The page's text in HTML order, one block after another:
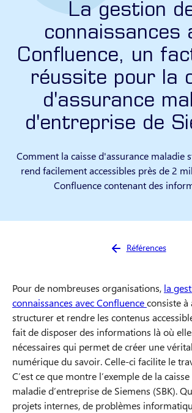
La gestion
connaissances
Confluence, un
réussite pour la
d'assurance
d'entreprise de
Comment la caisse d'assurance maladie
rend facilement accessibles près de 2
Confluence contenant des
Vous êtes ici :
Références
Pour de nombreuses organisations, la
connaissances avec Confluenceconsiste à
structurer et rendre les contenus
fait de disposer des informations là où
nécessaires qui permet de créer une
numérique du savoir. Celle-ci facilite le
C’est ce que montre l’exemple de la caisse
maladie d’entreprise de Siemens (SBK).
projets internes, de problèmes